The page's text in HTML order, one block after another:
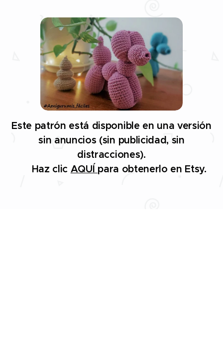
Este patrón está disponible en una versión
sin anuncios (sin publicidad, sin
distracciones).
👉 Haz clic AQUÍ para obtenerlo en Etsy.